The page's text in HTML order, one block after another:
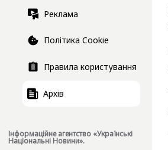
Реклама
Політика Cookie
Правила користування
Архів
Інформаційне агентство «Українські
Національні Новини».